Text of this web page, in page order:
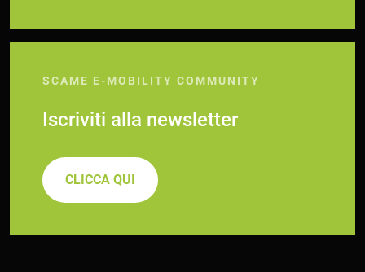
SCAME E-MOBILITY COMMUNITY
Iscriviti alla newsletter
CLICCA QUI